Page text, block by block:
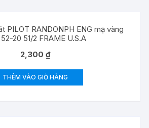
PILOT RANDONPH ENG mạ vàng
20 51/2 FRAME U.S.A
2,300₫
THÊM VÀO GIỎ HÀNG